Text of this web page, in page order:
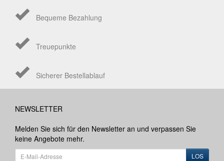
Bequeme Bezahlung
Treuepunkte
Sicherer Bestellablauf
NEWSLETTER
Melden Sie sich für den Newsletter an und verpassen Sie
keine Angebote mehr.
LOS